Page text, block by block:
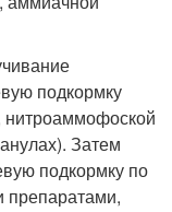
подкормку
Затем
подкормку по
препаратами,